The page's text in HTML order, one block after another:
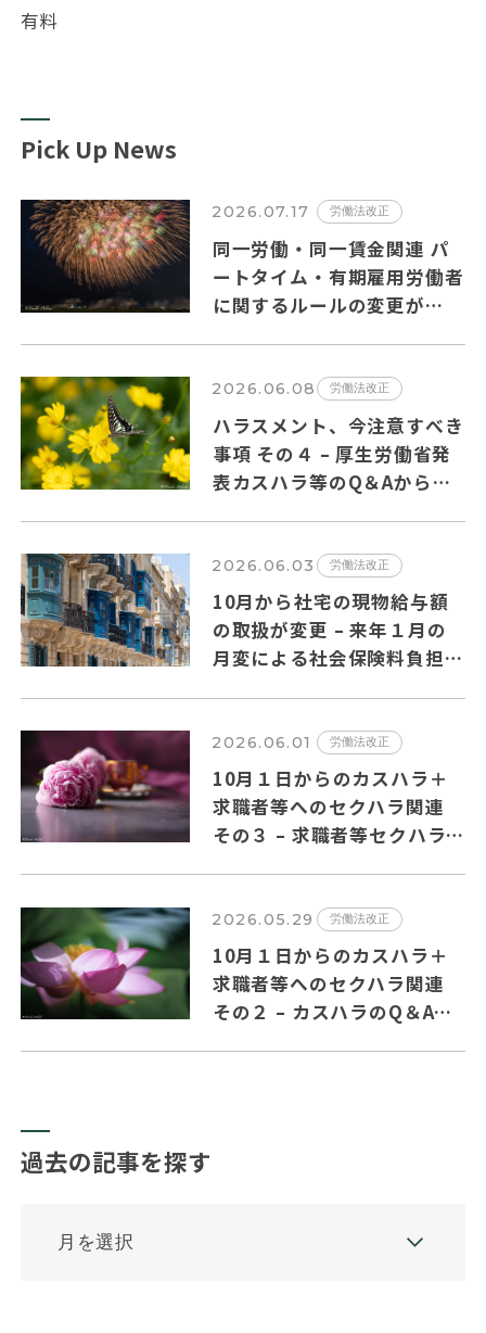
有料
Pick Up News
2026.07.17 労働法改正
同一労働・同一賃金関連 パ
ートタイム・有期雇用労働者
に関するルールの変更が
2026.06.08 労働法改正
ハラスメント、今注意すべき
事項 その４ – 厚生労働省発
表カスハラ等のQ＆Aからの
2026.06.03 労働法改正
10月から社宅の現物給与額
の取扱が変更 – 来年１月の
月変による社会保険料負担増
2026.06.01 労働法改正
10月１日からのカスハラ＋
求職者等へのセクハラ関連
その３ – 求職者等セクハラ
2026.05.29 労働法改正
10月１日からのカスハラ＋
求職者等へのセクハラ関連
その２ – カスハラのQ＆Aの
過去の記事を探す